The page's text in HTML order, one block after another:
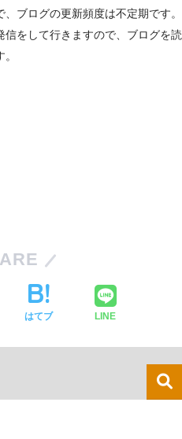
ブログの更新頻度は不定期です。
をして行きますので、ブログを読
はてブ LINE